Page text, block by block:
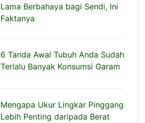
Lama Berbahaya bagi Sendi, Ini
Faktanya
6 Tanda Awal Tubuh Anda Sudah
Terlalu Banyak Konsumsi Garam
Mengapa Ukur Lingkar Pinggang
Lebih Penting daripada Berat